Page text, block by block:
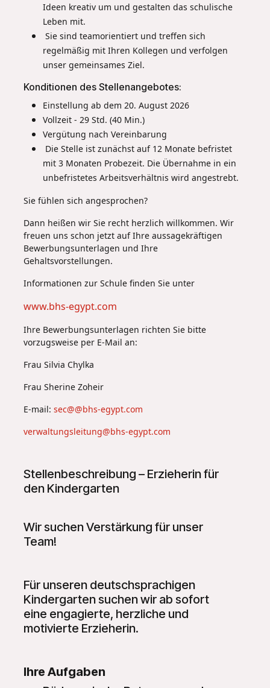
Ideen kreativ um und gestalten das schulische
Leben mit.
Sie sind teamorientiert und treffen sich
regelmäßig mit Ihren Kollegen und verfolgen
unser gemeinsames Ziel. ​
Konditionen des Stellenangebotes:
Einstellung ab dem 20. August 2026
Vollzeit - 29 Std. (40 Min.)
Vergütung nach Vereinbarung
Die Stelle ist zunächst auf 12 Monate befristet
mit 3 Monaten Probezeit. Die Übernahme in ein
unbefristetes Arbeitsverhältnis wird angestrebt.
Sie fühlen sich angesprochen?
Dann heißen wir Sie recht herzlich willkommen. Wir
freuen uns schon jetzt auf Ihre aussagekräftigen
Bewerbungsunterlagen und Ihre
Gehaltsvorstellungen.
Informationen zur Schule finden Sie unter
www.bhs-egypt.com
Ihre Bewerbungsunterlagen richten Sie bitte
vorzugsweise per E-Mail an:
Frau Silvia Chylka
Frau Sherine Zoheir
E-mail: sec@@bhs-egypt.com
verwaltungsleitung@bhs-egypt.com
Stellenbeschreibung – Erzieherin für
den Kindergarten
Wir suchen Verstärkung für unser
Team!
Für unseren deutschsprachigen
Kindergarten suchen wir ab sofort
eine engagierte, herzliche und
motivierte Erzieherin.
Ihre Aufgaben